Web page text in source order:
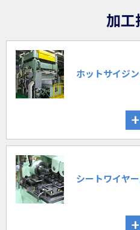
加工
ホットサイジ
+
シートワイヤ
+